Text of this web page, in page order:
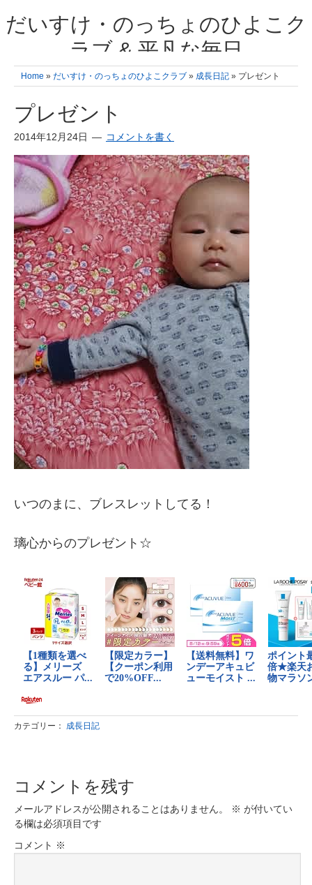
だいすけ・のっちょのひよこク
ラブ & 平凡な毎日
我が家の3人のひよこ成長日記と雑記 何十年後かに、大きくなったひよ
こ達とこの成長記を読み返すことを夢見て。& 3児ママの平凡日記 日々
Home » だいすけ・のっちょのひよこクラブ » 成長日記 » プレゼント
プレゼント
2014年12月24日 コメントを書く
いつのまに、ブレスレットしてる！
璃心からのプレゼント☆
カテゴリー： 成長日記
コメントを残す
メールアドレスが公開されることはありません。 ※ が付いてい
る欄は必須項目です
コメント ※